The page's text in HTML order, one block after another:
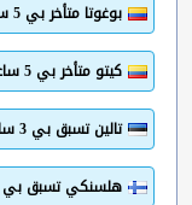
بوغوتا متأخر بي 5 ساعات
كيتو متأخر بي 5 ساعات
تالين تسبق بي 3 ساعات
هلسنكي تسبق بي 3